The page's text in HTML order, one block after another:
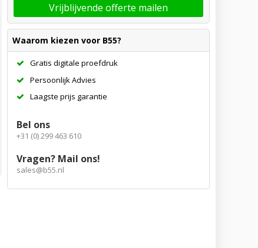
Vrijblijvende offerte mailen
Waarom kiezen voor B55?
Gratis digitale proefdruk
Persoonlijk Advies
Laagste prijs garantie
Bel ons
+31 (0) 299 463 610
Vragen? Mail ons!
sales@b55.nl